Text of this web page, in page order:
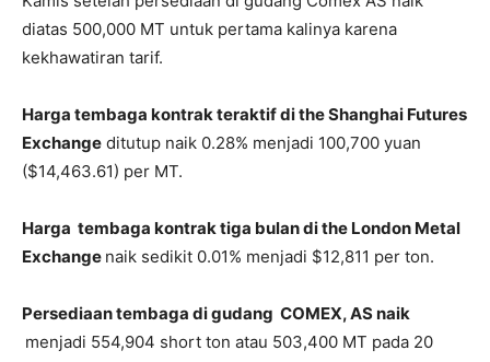
diatas 500,000 MT untuk pertama kalinya karena
kekhawatiran tarif.
Harga tembaga kontrak teraktif di the Shanghai Futures
Exchange ditutup naik 0.28% menjadi 100,700 yuan
($14,463.61) per MT.
Harga tembaga kontrak tiga bulan di the London Metal
Exchange naik sedikit 0.01% menjadi $12,811 per ton.
Persediaan tembaga di gudang COMEX, AS naik
menjadi 554,904 short ton atau 503,400 MT pada 20